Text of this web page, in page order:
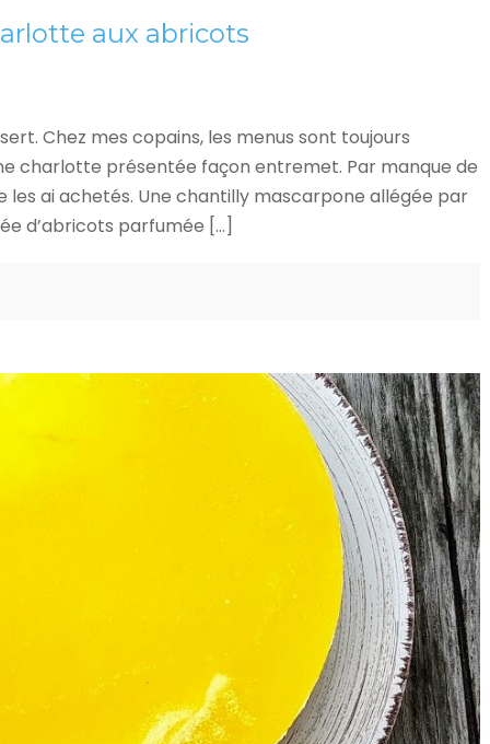
aux abricots
Chez mes copains, les menus sont toujours
charlotte présentée façon entremet. Par manque de
les ai achetés. Une chantilly mascarpone allégée par
d’abricots parfumée […]